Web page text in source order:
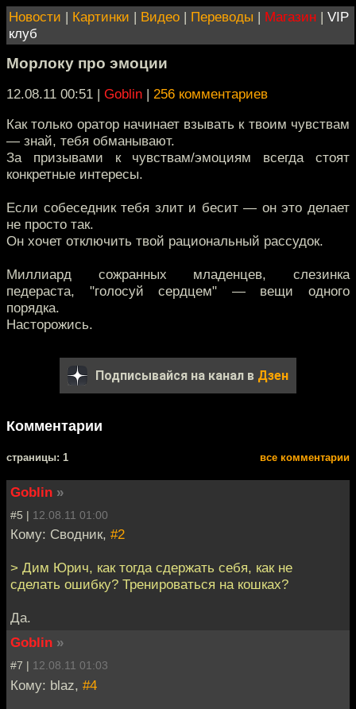
Новости | Картинки | Видео | Переводы | Магазин | VIP
клуб
Морлоку про эмоции
12.08.11 00:51 | Goblin | 256 комментариев
Как только оратор начинает взывать к твоим чувствам
— знай, тебя обманывают.
За призывами к чувствам/эмоциям всегда стоят
конкретные интересы.
Если собеседник тебя злит и бесит — он это делает
не просто так.
Он хочет отключить твой рациональный рассудок.
Миллиард сожранных младенцев, слезинка
педераста, "голосуй сердцем" — вещи одного
порядка.
Насторожись.
Подписывайся на канал в Дзен
Комментарии
cтраницы: 1 все комментарии
Goblin »
#5 | 12.08.11 01:00
Кому: Сводник, #2
> Дим Юрич, как тогда сдержать себя, как не
сделать ошибку? Тренироваться на кошках?
Да.
Goblin »
#7 | 12.08.11 01:03
Кому: blaz, #4